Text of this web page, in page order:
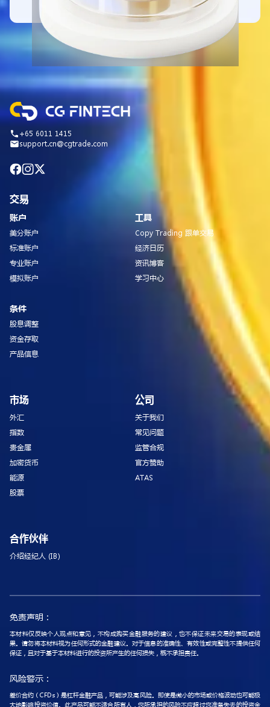
+65 6011 1415
support.cn@cgtrade.com
交易
账户
美分账户
标准账户
专业账户
模拟账户
条件
股息调整
资金存取
产品信息
工具
Copy Trading 跟单交易
经济日历
资讯博客
学习中心
市场
外汇
指数
贵金属
加密货币
能源
股票
公司
关于我们
常见问题
监管合规
官方赞助
ATAS
合作伙伴
介绍经纪人 (IB)
免责声明：
本材料仅反映个人观点和意见，不构成购买金融服务的建议，也不保证未来交易的表现或结
果。请勿将本材料视为任何形式的金融建议。对于信息的准确性、有效性或完整性不提供任何
保证，且对于基于本材料进行的投资所产生的任何损失，概不承担责任。
风险警示：
差价合约（CFDs）是杠杆金融产品，可能涉及高风险。即使是微小的市场或价格波动也可能极
大地影响投资价值。此产品可能不适合所有人，您所承担的风险不应超过您准备失去的投资金